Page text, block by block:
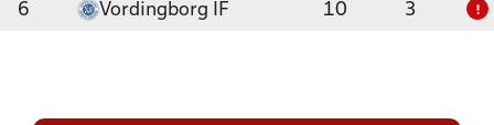
6 Vordingborg IF 10 3 !